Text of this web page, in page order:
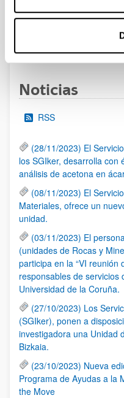
Noticias
RSS
(28/11/2023) El
los SGIker, desarrolla
análisis de acetona en
(08/11/2023) El
Materiales, ofrece un
unidad.
(03/11/2023) El
(unidades de Rocas y
participa en la “VI reunión
responsables de servicios
Universidad de la Coruña.
(27/10/2023) Los
(SGIker), ponen a
investigadora una Unidad
Bizkaia.
(23/10/2023) Nueva
Programa de Ayudas a la
the Move